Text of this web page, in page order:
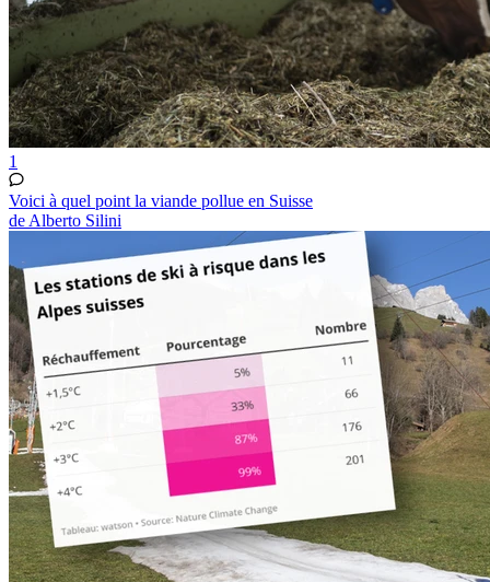
1
Voici à quel point la viande pollue en Suisse
de Alberto Silini